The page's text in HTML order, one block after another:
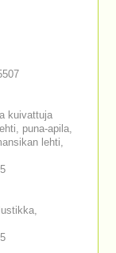
kuivattuja
puna-apila,
lehti,